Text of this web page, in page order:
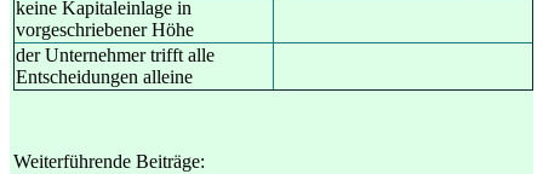
keine Kapitaleinlage in
vorgeschriebener Höhe
der Unternehmer trifft alle
Entscheidungen alleine
Weiterführende Beiträge: